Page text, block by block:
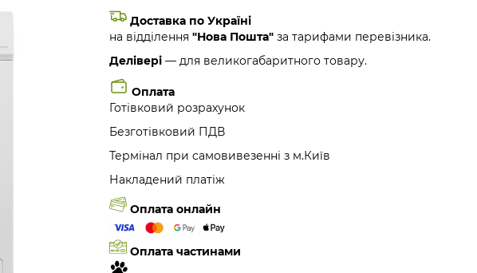
Доставка по Україні
на відділення"Нова Пошта"за тарифами перевізника.
Делівері — для великогабаритного товару.
Оплата
Готівковий розрахунок
Безготівковий ПДВ
Термінал при самовивезенні з м.Київ
Накладений платіж
Оплата онлайн
Оплата частинами